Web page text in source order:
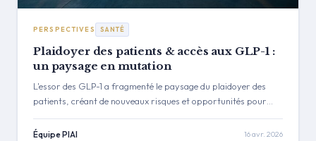
PERSPECTIVES SANTÉ
Plaidoyer des patients & accès aux GLP-1 :
un paysage en mutation
L'essor des GLP-1 a fragmenté le paysage du plaidoyer des
patients, créant de nouveaux risques et opportunités pour
archétypes clés du plaidoyer qui façonnent la politique d'accès
Équipe PIAI 16 avr. 2026